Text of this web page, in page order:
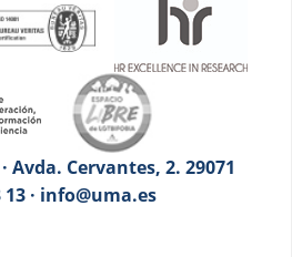
Avda. Cervantes, 2. 29071
13 · info@uma.es